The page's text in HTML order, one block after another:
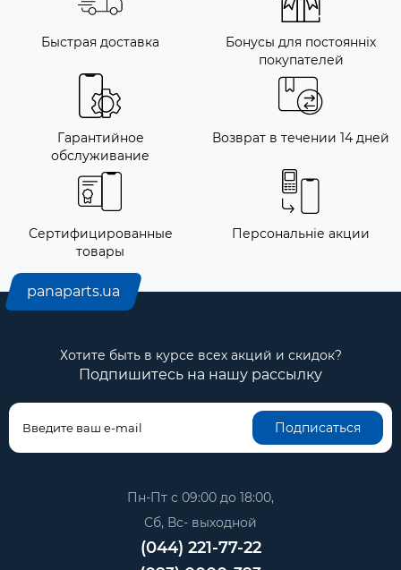
Быстрая доставка
Бонусы для постоянніх
покупателей
Гарантийное
обслуживание
Возврат в течении 14 дней
Сертифицированные
товары
Персональніе акции
panaparts.ua
Хотите быть в курсе всех акций и скидок?
Подпишитесь на нашу рассылку
Подписаться
Пн-Пт с 09:00 до 18:00,
Сб, Вс- выходной
(044) 221-77-22